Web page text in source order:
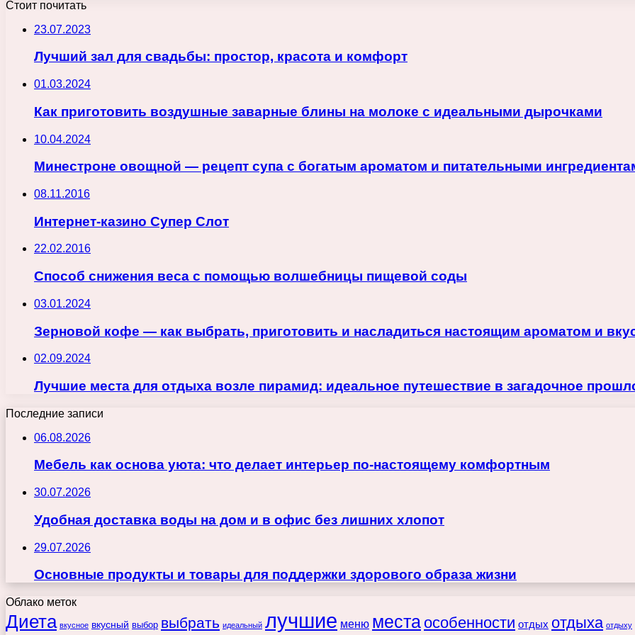
Стоит почитать
23.07.2023
Лучший зал для свадьбы: простор, красота и комфорт
01.03.2024
Как приготовить воздушные заварные блины на молоке с идеальными дырочками
10.04.2024
Минестроне овощной — рецепт супа с богатым ароматом и питательными
08.11.2016
Интернет-казино Супер Слот
22.02.2016
Способ снижения веса с помощью волшебницы пищевой соды
03.01.2024
Зерновой кофе — как выбрать, приготовить и насладиться настоящим ароматом и
02.09.2024
Лучшие места для отдыха возле пирамид: идеальное путешествие в загадочное
Последние записи
06.08.2026
Мебель как основа уюта: что делает интерьер по-настоящему комфортным
30.07.2026
Удобная доставка воды на дом и в офис без лишних хлопот
29.07.2026
Основные продукты и товары для поддержки здорового образа жизни
Облако меток
Диета вкусное вкусный выбор выбрать идеальный лучшие меню места особенности отдых отдыха отдыху